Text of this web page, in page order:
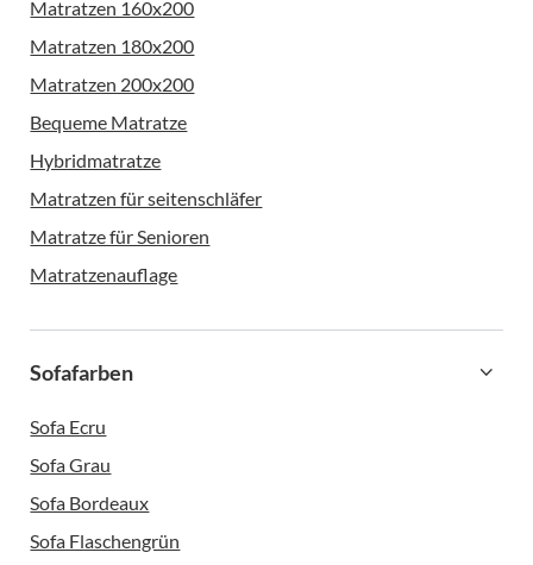
Matratzen 160x200
Matratzen 180x200
Matratzen 200x200
Bequeme Matratze
Hybridmatratze
Matratzen für seitenschläfer
Matratze für Senioren
Matratzenauflage
Sofafarben
Sofa Ecru
Sofa Grau
Sofa Bordeaux
Sofa Flaschengrün